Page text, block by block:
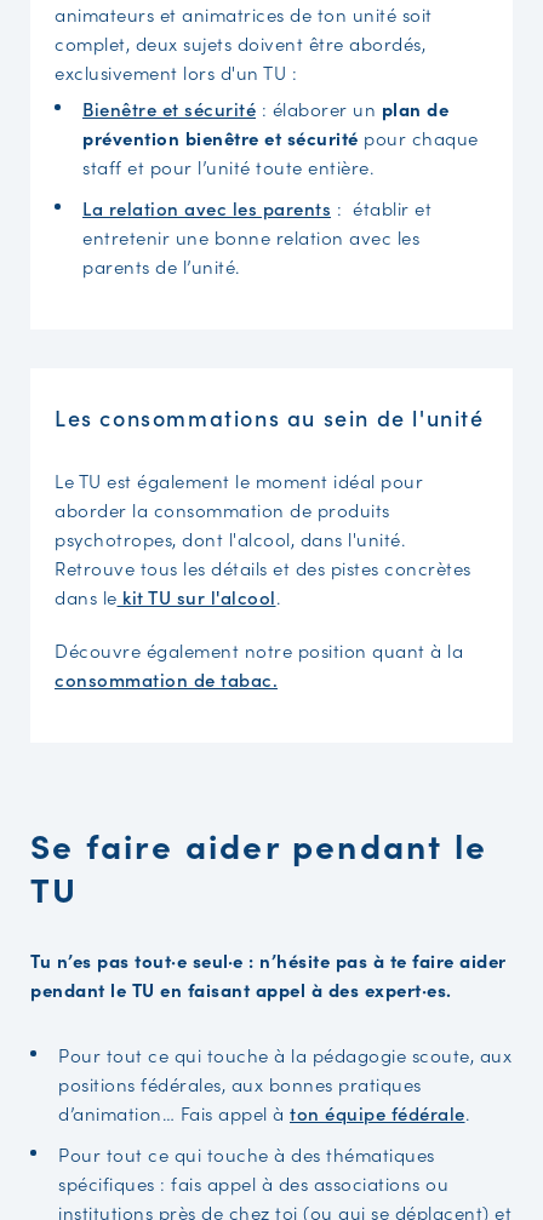
animateurs et animatrices de ton unité soit
complet, deux sujets doivent être abordés,
exclusivement lors d'un TU :
Bienêtre et sécurité : élaborer un plan de
prévention bienêtre et sécurité pour chaque
staff et pour l’unité toute entière.
La relation avec les parents : établir et
entretenir une bonne relation avec les
parents de l’unité.
Les consommations au sein de l'unité
Le TU est également le moment idéal pour
aborder la consommation de produits
psychotropes, dont l'alcool, dans l'unité.
Retrouve tous les détails et des pistes concrètes
dans le kit TU sur l'alcool.
Découvre également notre position quant à la
consommation de tabac.
Se faire aider pendant le
TU
Tu n’es pas tout·e seul·e : n’hésite pas à te faire aider
pendant le TU en faisant appel à des expert·es.
Pour tout ce qui touche à la pédagogie scoute, aux
positions fédérales, aux bonnes pratiques
d’animation… Fais appel à ton équipe fédérale.
Pour tout ce qui touche à des thématiques
spécifiques : fais appel à des associations ou
institutions près de chez toi (ou qui se déplacent) et